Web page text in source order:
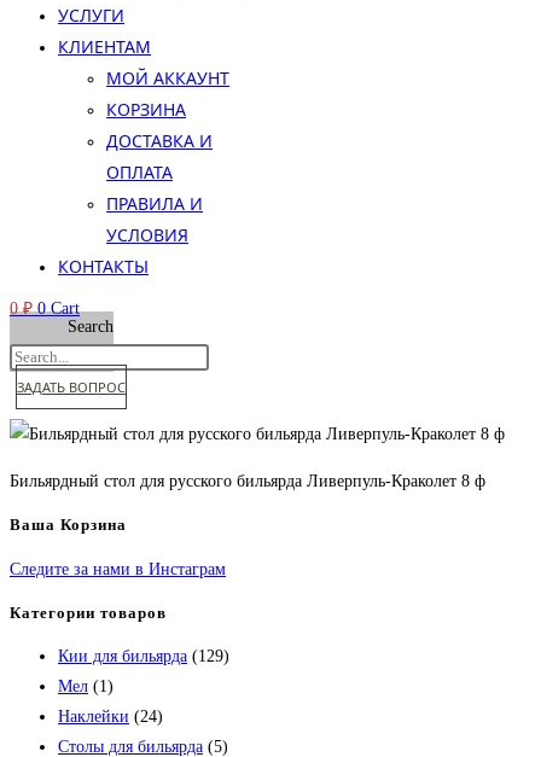
УСЛУГИ
КЛИЕНТАМ
МОЙ АККАУНТ
КОРЗИНА
ДОСТАВКА И
ОПЛАТА
ПРАВИЛА И
УСЛОВИЯ
КОНТАКТЫ
0₽ 0 Cart
Search
ЗАДАТЬ ВОПРОС
Бильярдный стол для русского бильярда Ливерпуль-Краколет 8 ф
Ваша Корзина
Следите за нами в Инстаграм
Категории товаров
Кии для бильярда (129)
Мел (1)
Наклейки (24)
Столы для бильярда (5)